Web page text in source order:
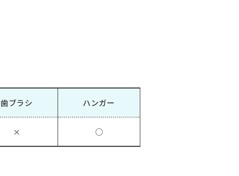
歯ブラシ
×
ハンガー
○